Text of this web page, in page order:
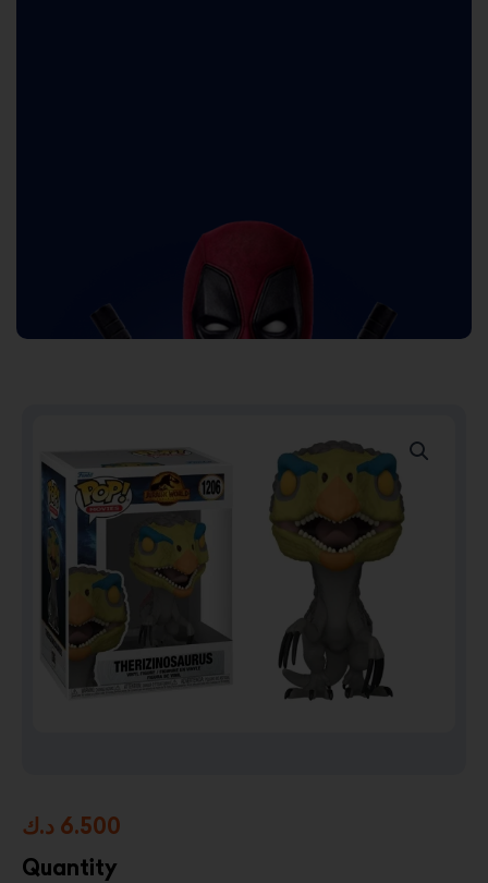
6.500 د.ك
Quantity